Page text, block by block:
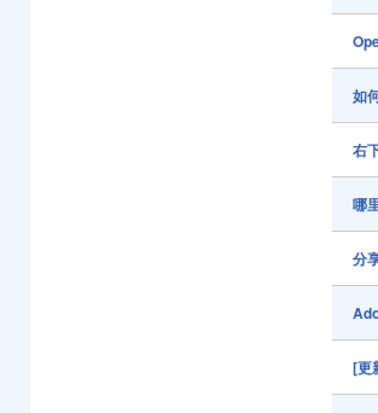
如
右
哪
分
[更